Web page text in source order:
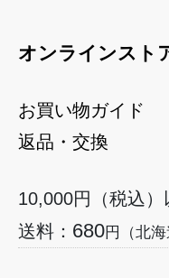
オンラインスト
お買い物ガイド
返品・交換
10,000円（税込
送料： 680円（北